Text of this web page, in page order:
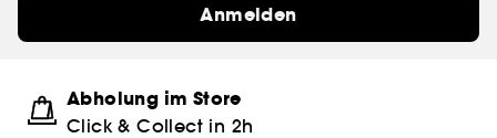
Anmelden
Abholung im Store
Click & Collect in 2h